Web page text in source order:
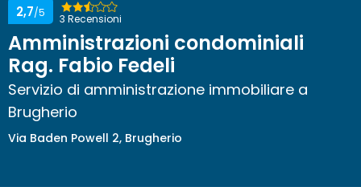
3 Recensioni
2,7/5
Amministrazioni condominiali
Rag. Fabio Fedeli
Servizio di amministrazione immobiliare a
Brugherio
Via Baden Powell 2, Brugherio